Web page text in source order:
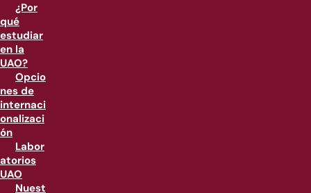
¿Por
qué
estudiar
en la
UAO?
Opcio
nes de
internaci
onalizaci
ón
Labor
atorios
UAO
Nuest